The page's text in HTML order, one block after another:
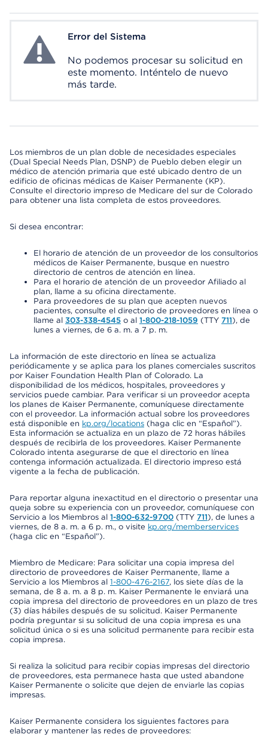
System ErrorError del Sistema
No podemos procesar su solicitud en
este momento. Inténtelo de nuevo
más tarde.
Los miembros de un plan doble de necesidades especiales
(Dual Special Needs Plan, DSNP) de Pueblo deben elegir un
médico de atención primaria que esté ubicado dentro de un
edificio de oficinas médicas de Kaiser Permanente (KP).
Consulte el directorio impreso de Medicare del sur de Colorado
para obtener una lista completa de estos proveedores.
Si desea encontrar:
El horario de atención de un proveedor de los consultorios
médicos de Kaiser Permanente, busque en nuestro
directorio de centros de atención en línea.
Para el horario de atención de un proveedor Afiliado al
plan, llame a su oficina directamente.
Para proveedores de su plan que acepten nuevos
pacientes, consulte el directorio de proveedores en línea o
llame al 303-338-4545 o al 1-800-218-1059 (TTY 711), de
lunes a viernes, de 6 a. m. a 7 p. m.
La información de este directorio en línea se actualiza
periódicamente y se aplica para los planes comerciales suscritos
por Kaiser Foundation Health Plan of Colorado. La
disponibilidad de los médicos, hospitales, proveedores y
servicios puede cambiar. Para verificar si un proveedor acepta
los planes de Kaiser Permanente, comuníquese directamente
con el proveedor. La información actual sobre los proveedores
está disponible en kp.org/locations (haga clic en “Español”).
Esta información se actualiza en un plazo de 72 horas hábiles
después de recibirla de los proveedores. Kaiser Permanente
Colorado intenta asegurarse de que el directorio en línea
contenga información actualizada. El directorio impreso está
vigente a la fecha de publicación.
Para reportar alguna inexactitud en el directorio o presentar una
queja sobre su experiencia con un proveedor, comuníquese con
Servicio a los Miembros al 1-800-632-9700 (TTY 711), de lunes a
viernes, de 8 a. m. a 6 p. m., o visite kp.org/memberservices
(haga clic en “Español”).
Miembro de Medicare: Para solicitar una copia impresa del
directorio de proveedores de Kaiser Permanente, llame a
Servicio a los Miembros al 1-800-476-2167, los siete días de la
semana, de 8 a. m. a 8 p. m. Kaiser Permanente le enviará una
copia impresa del directorio de proveedores en un plazo de tres
(3) días hábiles después de su solicitud. Kaiser Permanente
podría preguntar si su solicitud de una copia impresa es una
solicitud única o si es una solicitud permanente para recibir esta
copia impresa.
Si realiza la solicitud para recibir copias impresas del directorio
de proveedores, esta permanece hasta que usted abandone
Kaiser Permanente o solicite que dejen de enviarle las copias
impresas.
Kaiser Permanente considera los siguientes factores para
elaborar y mantener las redes de proveedores: